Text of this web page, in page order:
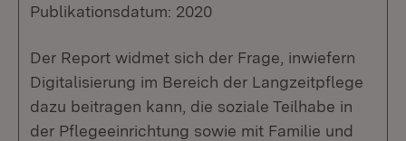
Publikationsdatum: 2020
Der Report widmet sich der Frage, inwiefern
Digitalisierung im Bereich der Langzeitpflege
dazu beitragen kann, die soziale Teilhabe in
der Pflegeeinrichtung sowie mit Familie und